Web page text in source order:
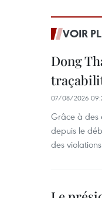
VOIR
Dong
07/08/2026
Grâce à des
depuis le
des